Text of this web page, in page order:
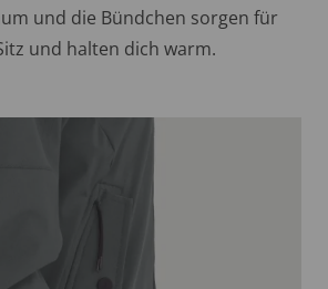
und die Bündchen sorgen für
und halten dich warm.